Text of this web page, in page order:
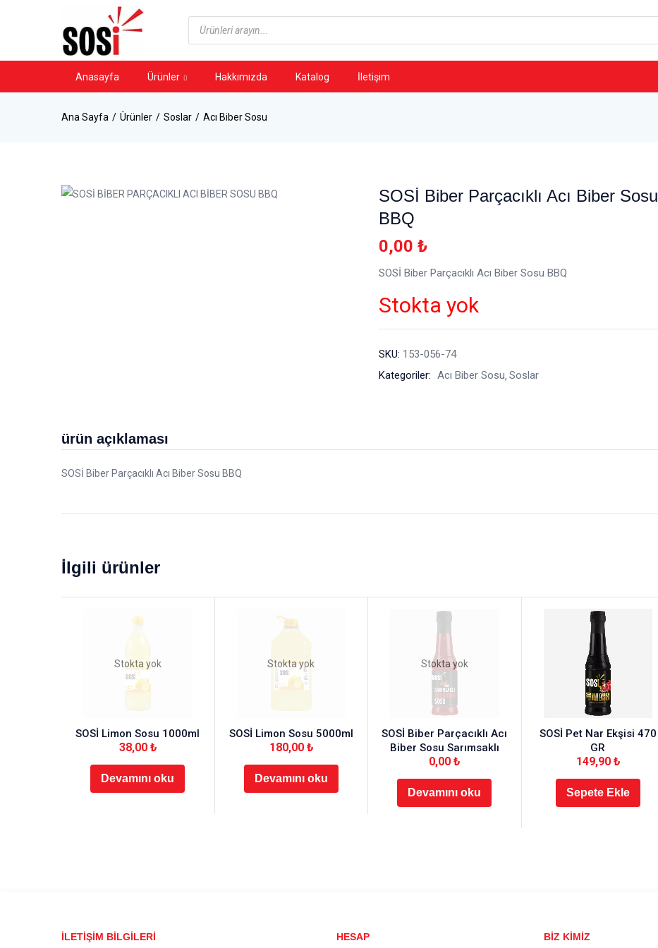
Anasayfa Ürünler Hakkımızda Katalog İletişim
Ana Sayfa Ürünler Soslar Acı Biber Sosu
SOSİ Biber Parçacıklı Acı Biber Sosu
BBQ
0,00 ₺
SOSİ Biber Parçacıklı Acı Biber Sosu BBQ
Stokta yok
SKU: 153-056-74
Kategoriler: Acı Biber Sosu Soslar
ürün açıklaması
SOSİ Biber Parçacıklı Acı Biber Sosu BBQ
İlgili ürünler
Stokta yok
SOSİ Limon Sosu 1000ml
38,00 ₺
Devamını oku
Stokta yok
SOSİ Limon Sosu 5000ml
180,00 ₺
Devamını oku
Stokta yok
SOSİ Biber Parçacıklı Acı
Biber Sosu Sarımsaklı
0,00₺
Devamını oku
SOSİ Pet Nar Ekşisi 470
GR
149,90 ₺
Sepete Ekle
İLETİŞİM BİLGİLERİ​ HESAP BİZ KİMİZ